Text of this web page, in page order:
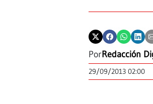
PorRedacción
29/09/2013 02:00